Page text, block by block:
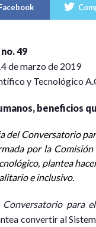
no. 49
de marzo de 2019
y Tecnológico
beneficios
del Conversatorio
por la
plantea
e inclusivo.
para
convertir al